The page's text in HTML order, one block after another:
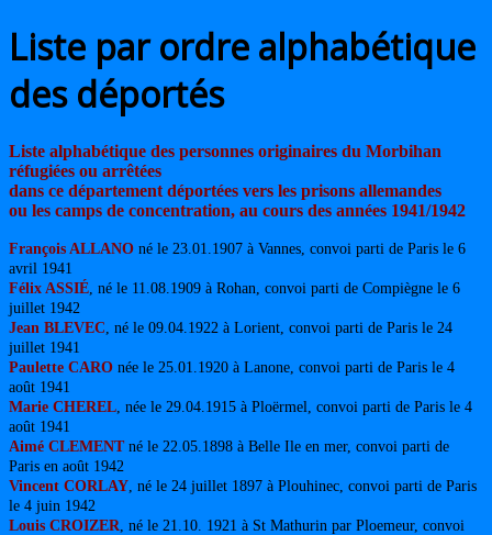
Liste par ordre alphabétique
des déportés
Liste alphabétique des personnes originaires du Morbihan
réfugiées ou arrêtées
dans ce département déportées vers les prisons allemandes
ou les camps de concentration, au cours des années 1941/1942
François ALLANO né le 23.01.1907 à Vannes, convoi parti de Paris le 6
avril 1941
Félix ASSIÉ , né le 11.08.1909 à Rohan, convoi parti de Compiègne le 6
juillet 1942
Jean BLEVEC , né le 09.04.1922 à Lorient, convoi parti de Paris le 24
juillet 1941
Paulette CARO née le 25.01.1920 à Lanone, convoi parti de Paris le 4
août 1941
Marie CHEREL , née le 29.04.1915 à Ploërmel, convoi parti de Paris le 4
août 1941
Aimé CLEMENTné le 22.05.1898 à Belle Ile en mer, convoi parti de
Paris en août 1942
Vincent CORLAY , né le 24 juillet 1897 à Plouhinec, convoi parti de Paris
le 4 juin 1942
Louis CROIZER , né le 21.10. 1921 à St Mathurin par Ploemeur, convoi